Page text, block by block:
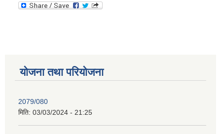
योजना तथा परियोजना
2079/080
मिति: 03/03/2024 - 21:25